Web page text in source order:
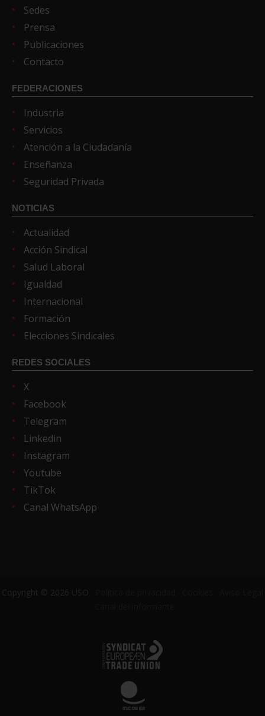
Sedes
Prensa
Publicaciones
Contacto
FEDERACIONES
Industria
Servicios
Atención a la Ciudadanía
Enseñanza
Seguridad Privada
NOTICIAS
Actualidad
Acción Sindical
Salud Laboral
Igualdad
Internacional
Formación
Elecciones Sindicales
REDES SOCIALES
X
Facebook
Telegram
Linkedin
Instagram
Youtube
TikTok
Canal WhatsApp
Copyright © 2026 USO ·